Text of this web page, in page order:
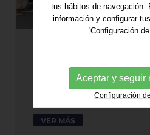
Drons per
projectes
VER MÁS
tus hábitos de navegación.
información y configurar
'Configuración
Aceptar y seguir
Configuración